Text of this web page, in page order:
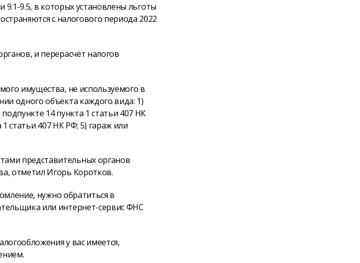
9.1-9.5, в которых установлены льготы
с налогового периода 2022
и перерасчёт налогов
имущества, не используемого в
одного объекта каждого вида: 1)
14 пункта 1 статьи 407 НК
статьи 407 НК РФ; 5) гараж или
представительных органов
отметил Игорь Коротков.
нужно обратиться в
или интернет-сервис ФНС
у вас имеется,